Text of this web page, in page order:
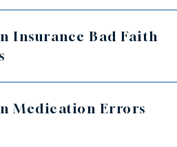
Insurance Bad Faith
Medication Errors